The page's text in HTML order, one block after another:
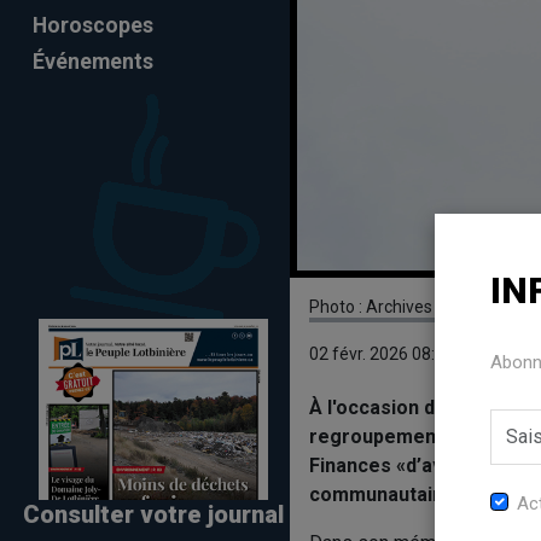
Horoscopes
Événements
Consulter votre journal
Photo : Archives - Érick
02 févr. 2026 08:00
À l'occasion des
regroupements
Finances «d’avoir
communautaires